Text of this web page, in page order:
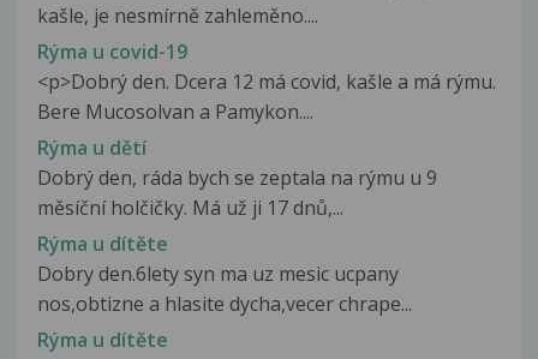
kašle, je nesmírně zahleměno....
Rýma u covid-19
<p>Dobrý den. Dcera 12 má covid, kašle a má rýmu.
Bere Mucosolvan a Pamykon....
Rýma u dětí
Dobrý den, ráda bych se zeptala na rýmu u 9
měsíční holčičky. Má už ji 17 dnů,...
Rýma u dítěte
Dobry den.6lety syn ma uz mesic ucpany
nos,obtizne a hlasite dycha,vecer chrape...
Rýma u dítěte